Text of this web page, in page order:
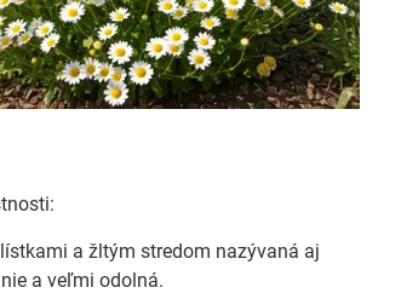
a žltým stredom nazývaná aj
a veľmi odolná.